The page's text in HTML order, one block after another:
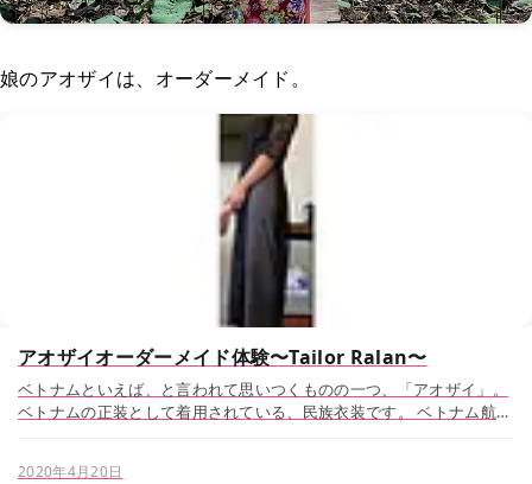
娘のアオザイは、オーダーメイド。
アオザイオーダーメイド体験〜Tailor Ralan〜
ベトナムといえば、と言われて思いつくものの一つ、「アオザイ」。
ベトナムの正装として着用されている、民族衣装です。 ベトナム航空
2020年4月20日